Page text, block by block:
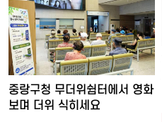
중랑구청 무더위쉼터에서 영화
보며 더위 식히세요